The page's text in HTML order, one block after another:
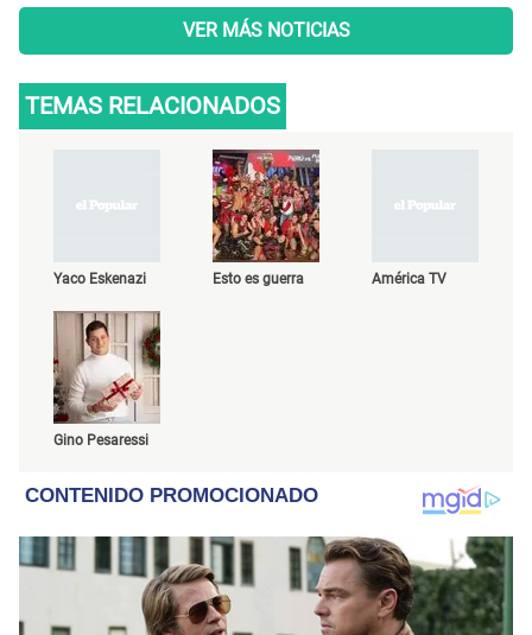
VER MÁS NOTICIAS
TEMAS RELACIONADOS
Yaco Eskenazi Esto es guerra América TV
Gino Pesaressi